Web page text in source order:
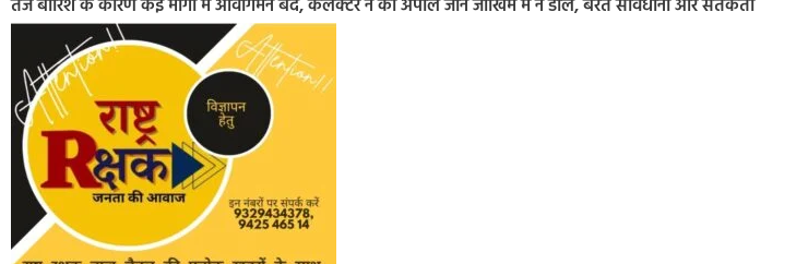
तेज बारिश के कारण कई मार्गों में आवागमन बंद, कलेक्टर ने की अपील जान जोखिम में न डालें, बरतें सावधानी और सतर्कता